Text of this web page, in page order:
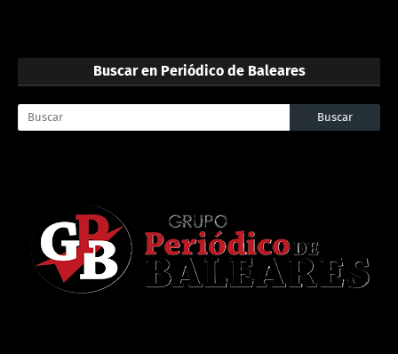
Buscar en Periódico de Baleares